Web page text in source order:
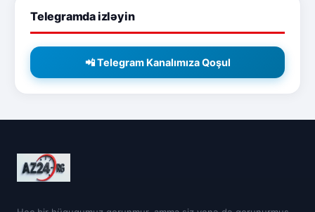
Telegramda izləyin
📲 Telegram Kanalımıza Qoşul